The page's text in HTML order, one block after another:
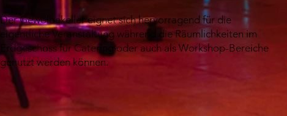
Der Gewölbekeller eignet sich hervorragend für die
eigentliche Veranstaltung während die Räumlichkeiten im
Erdgeschoss für Catering oder auch als Workshop-Bereiche
genutzt werden können.